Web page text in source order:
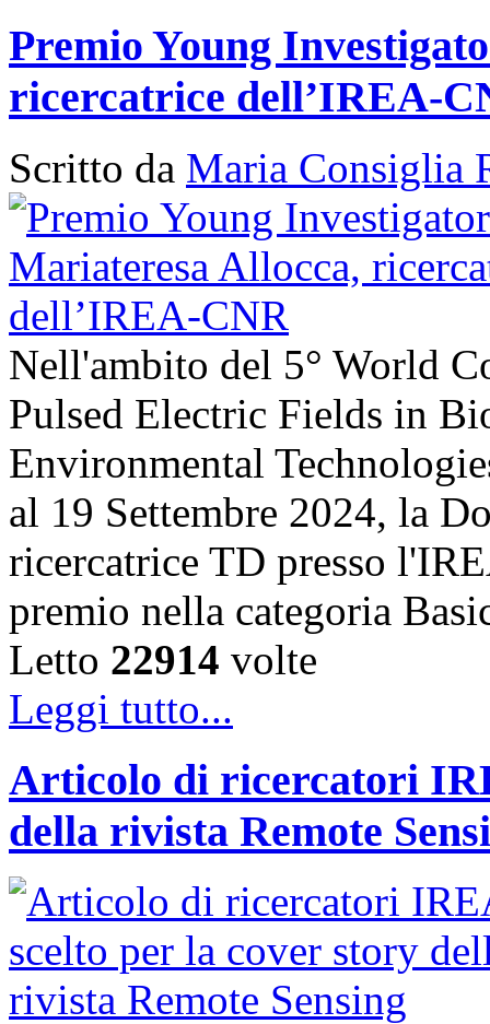
Premio Young
ricercatrice dell’IREA-
Scritto da Maria Consiglia
Nell'ambito del 5° World
Pulsed Electric Fields in
Environmental
al 19 Settembre 2024, la
ricercatrice TD presso
premio nella categoria
Letto 22914 volte
Leggi tutto...
Articolo di ricercatori
della rivista Remote